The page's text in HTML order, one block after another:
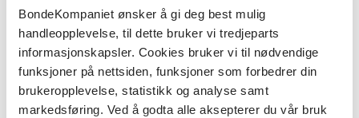
BondeKompaniet ønsker å gi deg best mulig
handleopplevelse, til dette bruker vi tredjeparts
informasjonskapsler. Cookies bruker vi til nødvendige
funksjoner på nettsiden, funksjoner som forbedrer din
brukeropplevelse, statistikk og analyse samt
markedsføring. Ved å godta alle aksepterer du vår bruk
Våre butikker
Presse
Ledige stillinger
Bonde og bedriftskunde